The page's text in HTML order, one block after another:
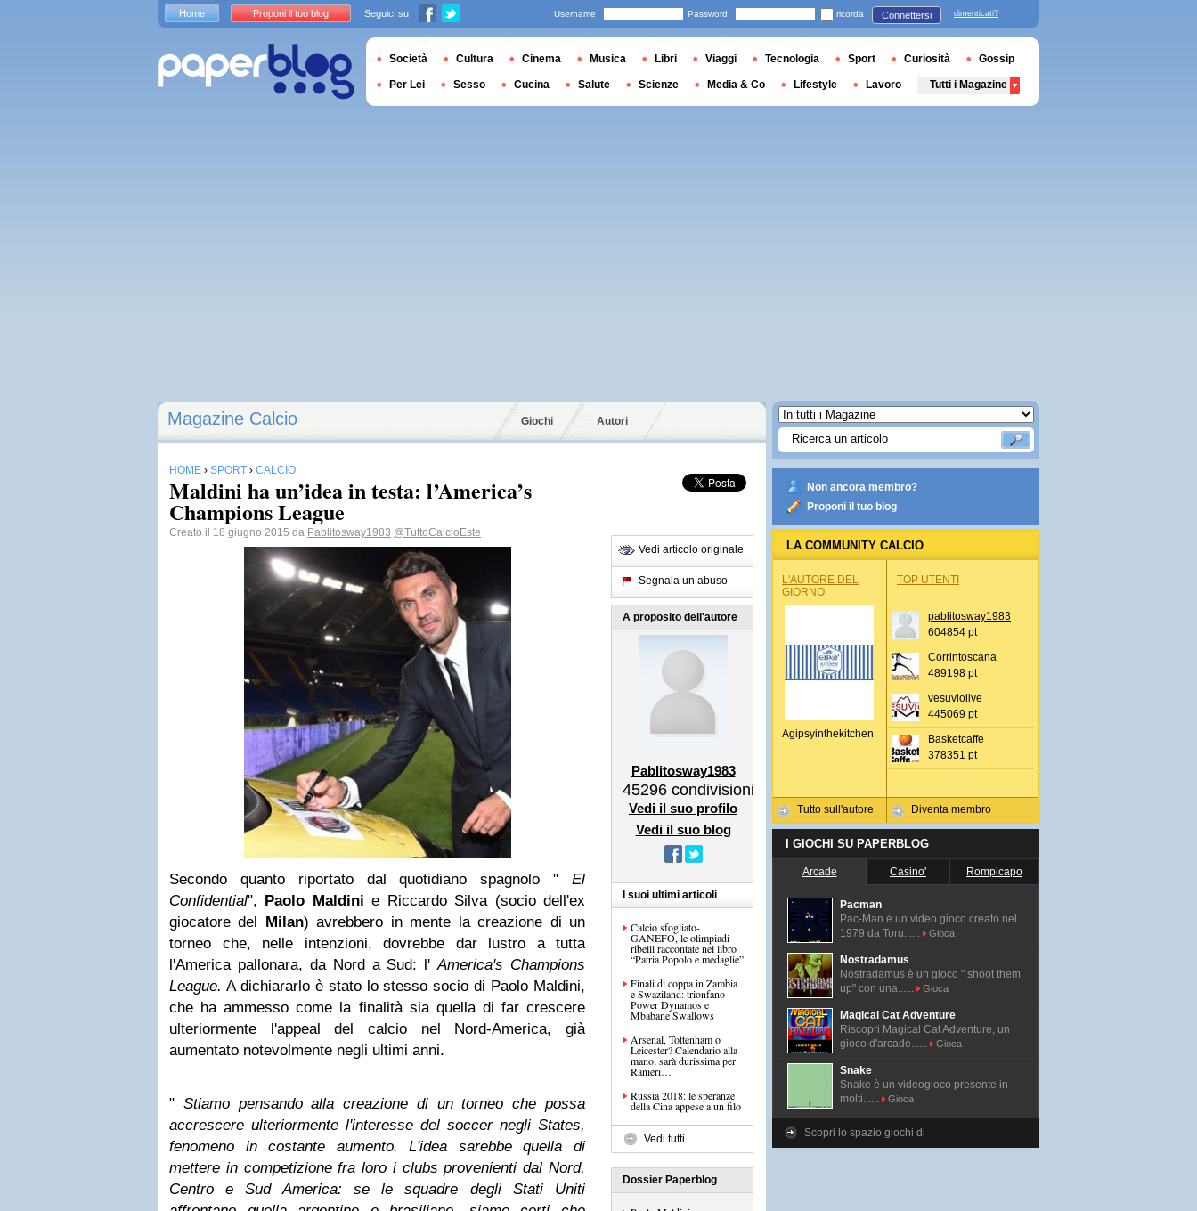
Magazine Calcio Giochi Autori
HOME › SPORT › CALCIO
Maldini ha un’idea in testa: l’America’s
Champions League
Creato il 18 giugno 2015 da Pablitosway1983 @TuttoCalcioEste
Secondo quanto riportato dal quotidiano spagnolo " El
Confidential", Paolo Maldini e Riccardo Silva (socio dell'ex
giocatore del Milan) avrebbero in mente la creazione di un
torneo che, nelle intenzioni, dovrebbe dar lustro a tutta
l'America pallonara, da Nord a Sud: l'America's Champions
League. A dichiararlo è stato lo stesso socio di Paolo Maldini,
che ha ammesso come la finalità sia quella di far crescere
ulteriormente l'appeal del calcio nel Nord-America, già
aumentato notevolmente negli ultimi anni.
" Stiamo pensando alla creazione di un torneo che possa
accrescere ulteriormente l'interesse del soccer negli States,
fenomeno in costante aumento. L'idea sarebbe quella di
mettere in competizione fra loro i clubs provenienti dal Nord,
Centro e Sud America: se le squadre degli Stati Uniti
Vedi articolo originale
Segnala un abuso
A proposito dell'autore
Pablitosway1983
45296 condivisioni
Vedi il suo profilo
Vedi il suo blog
I suoi ultimi articoli
Calcio sfogliato-
GANEFO, le olimpiadi
ribelli raccontate nel libro
“Patria Popolo e medaglie”
Finali di coppa in Zambia
e Swaziland: trionfano
Power Dynamos e
Mbabane Swallows
Arsenal, Tottenham o
Leicester? Calendario alla
mano, sarà durissima per
Ranieri…
Russia 2018: le speranze
della Cina appese a un filo
Vedi tutti
Dossier Paperblog
Non ancora membro?
Proponi il tuo blog
LA COMMUNITY CALCIO
L'AUTORE DEL
GIORNO
Agipsyinthekitchen
Tutto sull'autore
TOP UTENTI
pablitosway1983
604854 pt
Corrintoscana
489198 pt
vesuviolive
445069 pt
Basketcaffe
378351 pt
Diventa membro
I GIOCHI SU PAPERBLOG
Arcade Casino' Rompicapo
Pacman
Pac-Man é un video gioco creato nel
1979 da Toru......
Gioca
Nostradamus
Nostradamus è un gioco " shoot them
up" con una......
Gioca
Magical Cat Adventure
Riscopri Magical Cat Adventure, un
gioco d'arcade......
Gioca
Snake
Snake è un videogioco presente in
molti......
Gioca
Scopri lo spazio giochi di
Home Proponi il tuo blog Seguici su Username Password ricorda Connettersi dimenticati?
Società Cultura Cinema Musica Libri Viaggi Tecnologia Sport Curiosità Gossip
Per Lei Sesso Cucina Salute Scienze Media & Co Lifestyle Lavoro Tutti i Magazine